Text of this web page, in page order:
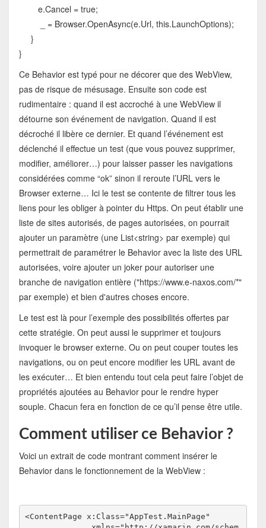
e.Cancel = true;
_ = Browser.OpenAsync(e.Url, this.LaunchOptions);
}
}
Ce Behavior est typé pour ne décorer que des WebView,
pas de risque de mésusage. Ensuite son code est
rudimentaire : quand il est accroché à une WebView il
détourne son événement de navigation. Quand il est
décroché il libère ce dernier. Et quand l’événement est
déclenché il effectue un test (que vous pouvez supprimer,
modifier, améliorer…) pour laisser passer les navigations
considérées comme “ok” sinon il reroute l’URL vers le
Browser externe… Ici le test se contente de filtrer tous les
liens pour les obliger à pointer du Https. On peut établir une
liste de sites autorisés, de pages autorisées, on pourrait
ajouter un paramètre (une List<string> par exemple) qui
permettrait de paramétrer le Behavior avec la liste des URL
autorisées, voire ajouter un joker pour autoriser une
branche de navigation entière ("https://www.e-naxos.com/*"
par exemple) et bien d'autres choses encore.
Le test est là pour l’exemple des possibilités offertes par
cette stratégie. On peut aussi le supprimer et toujours
invoquer le browser externe. Ou on peut couper toutes les
navigations, ou on peut encore modifier les URL avant de
les exécuter… Et bien entendu tout cela peut faire l’objet de
propriétés ajoutées au Behavior pour le rendre hyper
souple. Chacun fera en fonction de ce qu’il pense être utile.
Comment utiliser ce Behavior ?
Voici un extrait de code montrant comment insérer le
Behavior dans le fonctionnement de la WebView :
<ContentPage x:Class="AppTest.MainPage"